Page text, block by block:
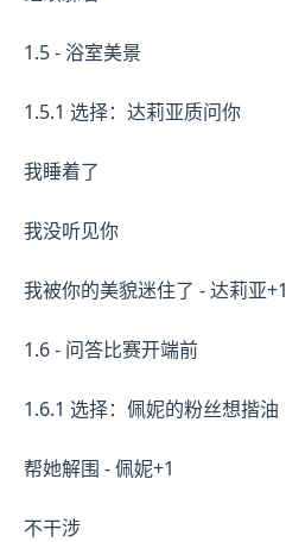
1.5 - 浴室美景
1.5.1 选择：达莉亚质问你
我睡着了
我没听见你
我被你的美貌迷住了 - 达莉亚+1
1.6 - 问答比赛开端前
1.6.1 选择：佩妮的粉丝想揩油
帮她解围 - 佩妮+1
不干涉